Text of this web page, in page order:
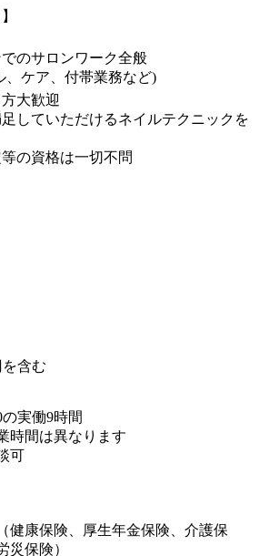
のサロンワーク全般
、ケア、付帯業務など)
大歓迎
していただけるネイルテクニックを
の資格は一切不問
含む
の実働9時間
時間は異なります
可
健康保険、厚生年金保険、介護保
災保険）